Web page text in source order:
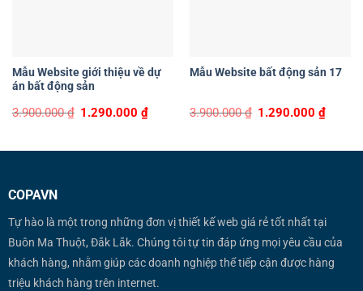
Mẫu Website giới thiệu về dự
án bất động sản
3.900.000₫ Original
1.290.000₫Current
Mẫu Website bất động sản 17
3.900.000₫ Original
1.290.000₫Current
COPAVN
Tự hào là một trong những đơn vị thiết kế web giá rẻ tốt nhất tại
Buôn Ma Thuột, Đắk Lắk. Chúng tôi tự tin đáp ứng mọi yêu cầu của
khách hàng, nhằm giúp các doanh nghiệp thể tiếp cận được hàng
triệu khách hàng trên internet.